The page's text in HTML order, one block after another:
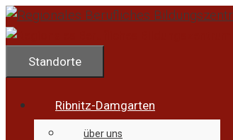
Zum
Inhalt
springenStandorte
Ribnitz-Damgarten
über uns